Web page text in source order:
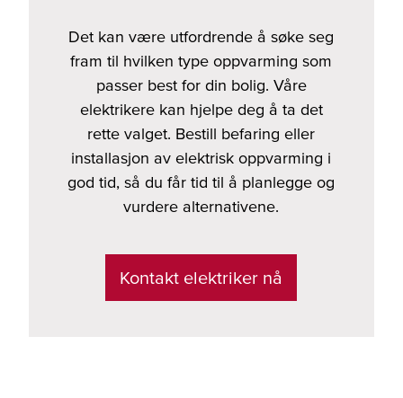
Det kan være utfordrende å søke seg
fram til hvilken type oppvarming som
passer best for din bolig. Våre
elektrikere kan hjelpe deg å ta det
rette valget. Bestill befaring eller
installasjon av elektrisk oppvarming i
god tid, så du får tid til å planlegge og
vurdere alternativene.
Kontakt elektriker nå